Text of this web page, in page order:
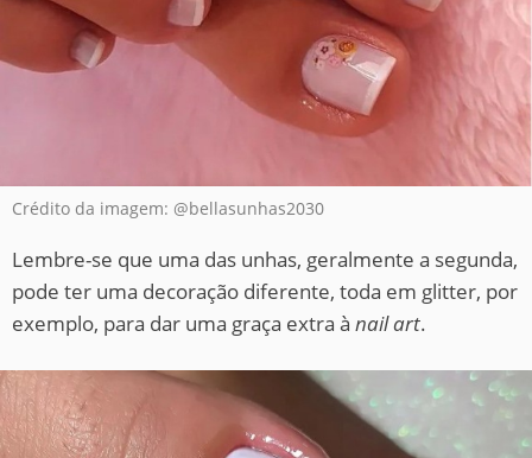
Crédito da imagem: @bellasunhas2030
Lembre-se que uma das unhas, geralmente a segunda,
pode ter uma decoração diferente, toda em glitter, por
exemplo, para dar uma graça extra à nail art.